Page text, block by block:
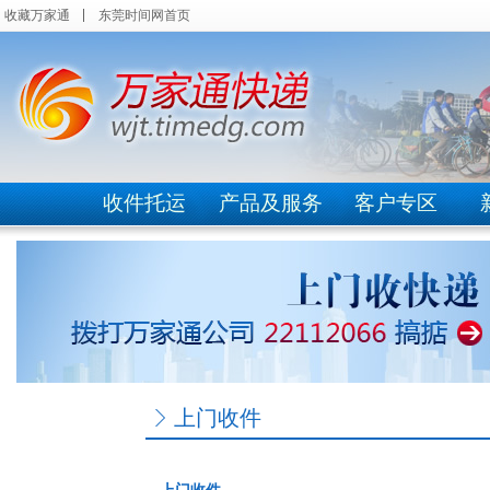
收藏万家通 东莞时间网首页
收件托运 产品及服务 客户专区
上门收件